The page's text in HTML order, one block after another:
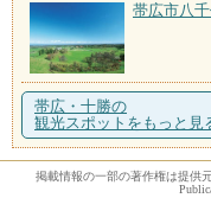
帯広市八
帯広・十勝の
観光スポットをもっと見
掲載情報の一部の著作権は提供